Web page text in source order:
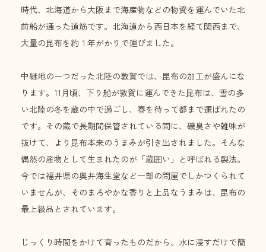
時代、北海道から大阪まで海産物などの物資を運んでいた北
前船が通った道筋です。北海道から西日本を経て関西まで、
大量の昆布を約１年がかりで運びました。
中継地の一つだった北陸の敦賀では、昆布の加工が盛んにな
ります。11月頃、下り船が敦賀に運んできた昆布は、雪の多
い北陸の冬を蔵の中で過ごし、春を待って都まで運ばれたの
です。その蔵で長期間保管されている間に、磯臭さや雑味が
抜けて、より昆布本来のうまみが引き出されました。そんな
偶然の産物として生まれたのが「蔵囲い」と呼ばれる製法。
今では福井県の奥井海生堂など一部の問屋でしかつくられて
いませんが、そのまろやかな香りと上品なうまみは、昆布の
最上級品とされています。
じっくり時間をかけて育ったものだから、水に浸すだけで簡